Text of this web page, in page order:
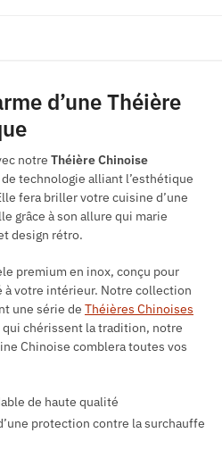
d’une Théière
notre Théière Chinoise
technologie alliant l’esthétique
fera briller votre cuisine d’une
grâce à son allure qui marie
design rétro.
premium en inox, conçu pour
votre intérieur. Notre collection
une série de Théières Chinoises
qui chérissent la tradition, notre
Chinoise comblera toutes vos
de haute qualité
protection contre la surchauffe